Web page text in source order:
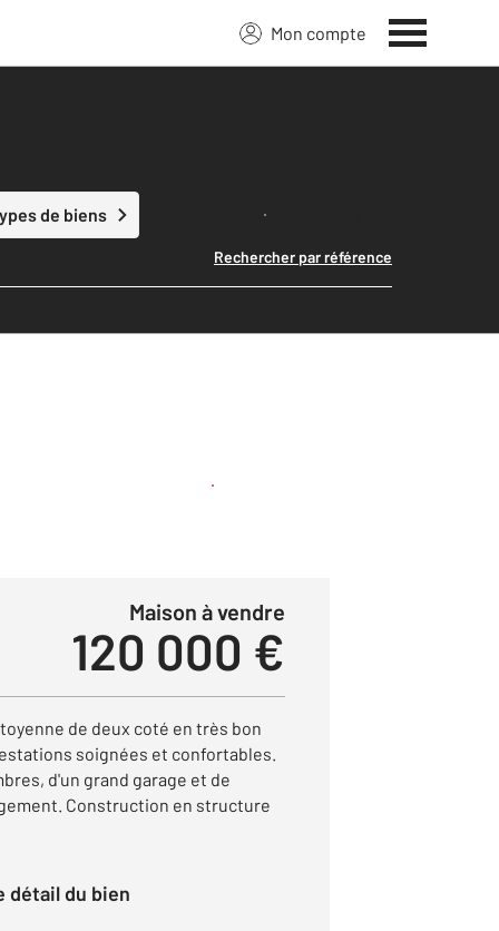
Mon compte
de biens Lancer ma recherche
Rechercher par référence
Créer une alerte
Maison à vendre
120 000 €
de deux coté en très bon
soignées et confortables.
d'un grand garage et de
Construction en structure
détail du bien